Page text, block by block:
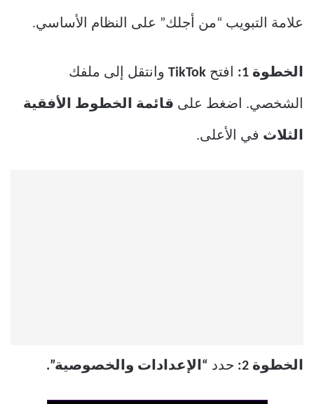
علامة التبويب “من أجلك” على النظام الأساسي.
الخطوة 1: افتح TikTok وانتقل إلى ملفك
الشخصي. اضغط على قائمة الخطوط الأفقية
الثلاث في الأعلى.
الخطوة 2: حدد “الإعدادات والخصوصية”.